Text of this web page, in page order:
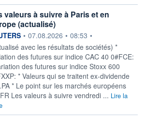
valeurs à suivre à Paris et en
(actualisé)
fournie par
• 07.08.2026 • 08:53 •
avec les résultats de sociétés) *
des futures sur indice CAC 40 0#FCE:
des futures sur indice Stoxx 600
* Valeurs qui se traitent ex-dividende
* Le point sur les marchés européens
Les valeurs à suivre vendredi ... Lire la